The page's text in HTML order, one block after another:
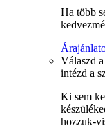
Ha több
Válaszd
intézd a
Ki sem
hozzuk-